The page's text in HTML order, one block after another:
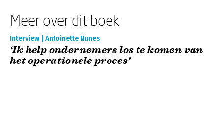
Meer over dit boek
Interview | Antoinette Nunes
‘Ik help ondernemers los te komen van
het operationele proces’